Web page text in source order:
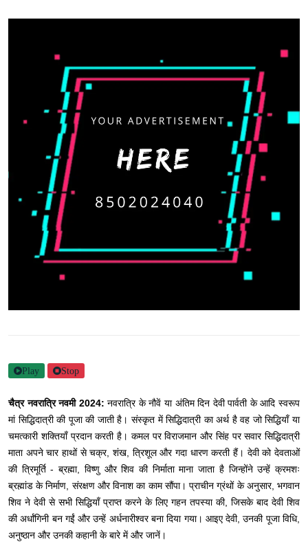
Play Stop
चैत्र नवरात्रि नवमी 2024: नवरात्रि के नौवें या अंतिम दिन देवी पार्वती के आदि स्वरूप
मां सिद्धिदात्री की पूजा की जाती है। संस्कृत में सिद्धिदात्री का अर्थ है वह जो सिद्धियाँ या
चमत्कारी शक्तियाँ प्रदान करती है। कमल पर विराजमान और सिंह पर सवार सिद्धिदात्री
माता अपने चार हाथों से चक्र, शंख, त्रिशूल और गदा धारण करती हैं। देवी को देवताओं
की त्रिमूर्ति - ब्रह्मा, विष्णु और शिव की निर्माता माना जाता है जिन्होंने उन्हें क्रमशः
ब्रह्मांड के निर्माण, संरक्षण और विनाश का काम सौंपा। प्राचीन ग्रंथों के अनुसार, भगवान
शिव ने देवी से सभी सिद्धियाँ प्राप्त करने के लिए गहन तपस्या की, जिसके बाद देवी शिव
की अर्धांगिनी बन गईं और उन्हें अर्धनारीश्वर बना दिया गया। आइए देवी, उनकी पूजा विधि,
अनुष्ठान और उनकी कहानी के बारे में और जानें।